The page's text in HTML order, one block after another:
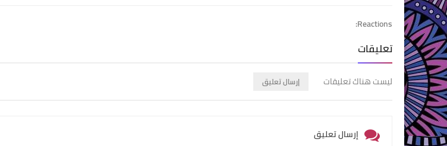
Reactions:
تعليقات
ليست هناك تعليقات إرسال تعليق
إرسال تعليق